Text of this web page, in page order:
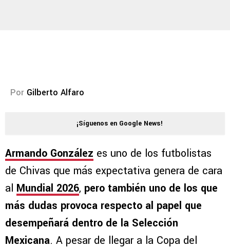
Por Gilberto Alfaro
¡Síguenos en Google News!
Armando González es uno de los futbolistas
de Chivas que más expectativa genera de cara
al Mundial 2026, pero también uno de los que
más dudas provoca respecto al papel que
desempeñará dentro de la Selección
Mexicana. A pesar de llegar a la Copa del